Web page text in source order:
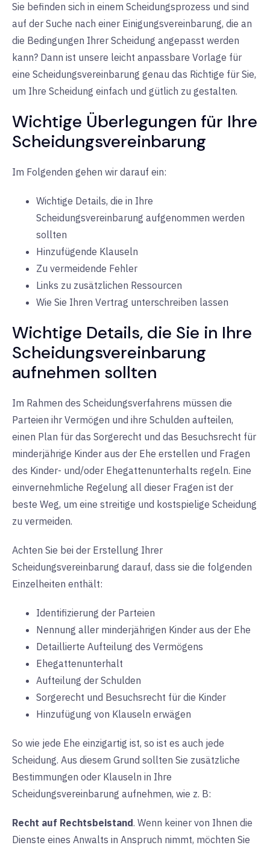
Sie befinden sich in einem Scheidungsprozess und sind
auf der Suche nach einer Einigungsvereinbarung, die an
die Bedingungen Ihrer Scheidung angepasst werden
kann? Dann ist unsere leicht anpassbare Vorlage für
eine Scheidungsvereinbarung genau das Richtige für Sie,
um Ihre Scheidung einfach und gütlich zu gestalten.
Wichtige Überlegungen für Ihre
Scheidungsvereinbarung
Im Folgenden gehen wir darauf ein:
Wichtige Details, die in Ihre
Scheidungsvereinbarung aufgenommen werden
sollten
Hinzufügende Klauseln
Zu vermeidende Fehler
Links zu zusätzlichen Ressourcen
Wie Sie Ihren Vertrag unterschreiben lassen
Wichtige Details, die Sie in Ihre
Scheidungsvereinbarung
aufnehmen sollten
Im Rahmen des Scheidungsverfahrens müssen die
Parteien ihr Vermögen und ihre Schulden aufteilen,
einen Plan für das Sorgerecht und das Besuchsrecht für
minderjährige Kinder aus der Ehe erstellen und Fragen
des Kinder- und/oder Ehegattenunterhalts regeln. Eine
einvernehmliche Regelung all dieser Fragen ist der
beste Weg, um eine streitige und kostspielige Scheidung
zu vermeiden.
Achten Sie bei der Erstellung Ihrer
Scheidungsvereinbarung darauf, dass sie die folgenden
Einzelheiten enthält:
Identifizierung der Parteien
Nennung aller minderjährigen Kinder aus der Ehe
Detaillierte Aufteilung des Vermögens
Ehegattenunterhalt
Aufteilung der Schulden
Sorgerecht und Besuchsrecht für die Kinder
Hinzufügung von Klauseln erwägen
So wie jede Ehe einzigartig ist, so ist es auch jede
Scheidung. Aus diesem Grund sollten Sie zusätzliche
Bestimmungen oder Klauseln in Ihre
Scheidungsvereinbarung aufnehmen, wie z. B:
Recht auf Rechtsbeistand. Wenn keiner von Ihnen die
Dienste eines Anwalts in Anspruch nimmt, möchten Sie